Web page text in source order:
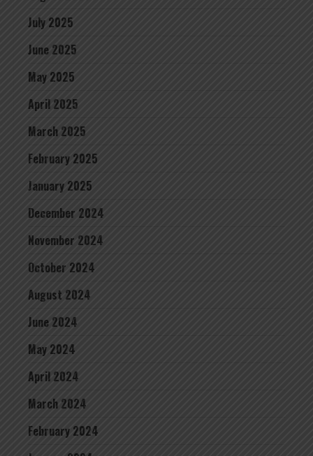
July 2025
June 2025
May 2025
April 2025
March 2025
February 2025
January 2025
December 2024
November 2024
October 2024
August 2024
June 2024
May 2024
April 2024
March 2024
February 2024